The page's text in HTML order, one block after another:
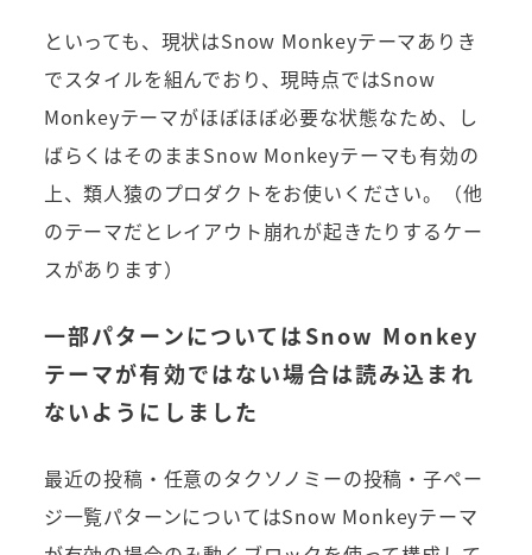
といっても、現状はSnow Monkeyテーマありき
でスタイルを組んでおり、現時点ではSnow
Monkeyテーマがほぼほぼ必要な状態なため、し
ばらくはそのままSnow Monkeyテーマも有効の
上、類人猿のプロダクトをお使いください。（他
のテーマだとレイアウト崩れが起きたりするケー
スがあります）
一部パターンについてはSnow Monkey
テーマが有効ではない場合は読み込まれ
ないようにしました
最近の投稿・任意のタクソノミーの投稿・子ペー
ジ一覧パターンについてはSnow Monkeyテーマ